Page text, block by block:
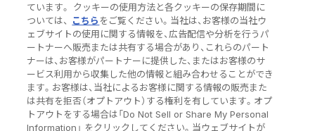
ています。 クッキーの使用方法と各クッキーの保存期間に
ついては、
こちら をご覧ください。当社は、お客様の当社ウ
ェブサイトの使用に関する情報を、広告配信や分析を行うパ
ートナーへ販売または共有する場合があり、これらのパート
ナーは、お客様がパートナーに提供した、またはお客様のサ
ービス利用から収集した他の情報と組み合わせることができ
ます。お客様は、当社によるお客様に関する情報の販売また
は共有を拒否（オプトアウト）する権利を有しています。オプ
トアウトをする場合は「Do Not Sell or Share My Personal
Information」 をクリックしてください。当ウェブサイトが